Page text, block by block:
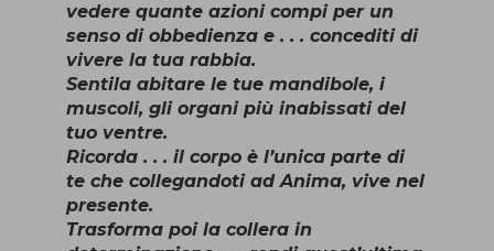
vedere quante azioni compi per un
senso di obbedienza e . . . concediti di
vivere la tua rabbia.
Sentila abitare le tue mandibole, i
muscoli, gli organi più inabissati del
tuo ventre.
Ricorda . . . il corpo è l’unica parte di
te che collegandoti ad Anima, vive nel
presente.
Trasforma poi la collera in